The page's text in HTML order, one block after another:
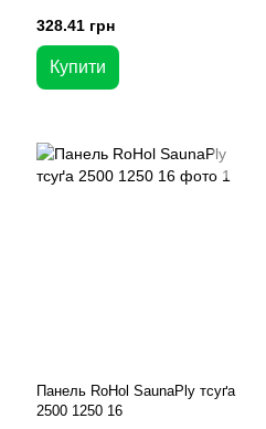
328.41 грн
Купити
Панель RoHol SaunaPly тсуґа
2500 1250 16